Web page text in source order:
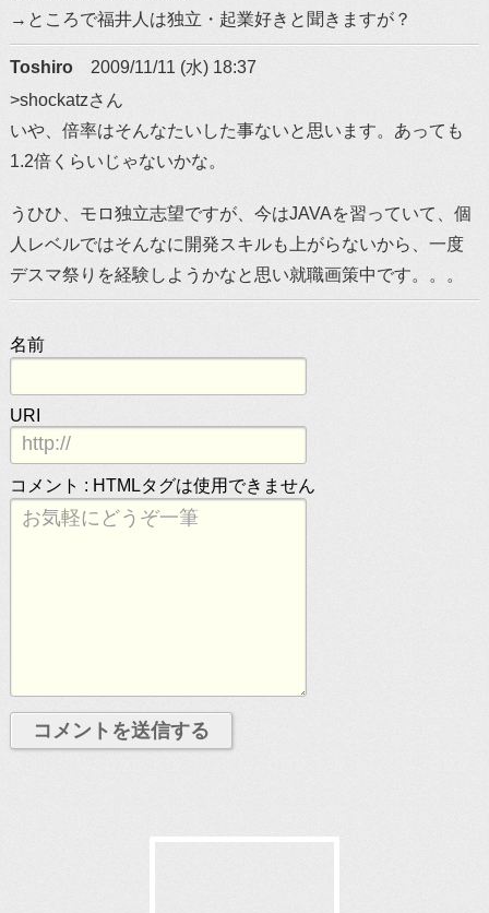
→ところで福井人は独立・起業好きと聞きますが？
Toshiro 2009/11/11 (水) 18:37
>shockatzさん
いや、倍率はそんなたいした事ないと思います。あっても
1.2倍くらいじゃないかな。
うひひ、モロ独立志望ですが、今はJAVAを習っていて、個
人レベルではそんなに開発スキルも上がらないから、一度
デスマ祭りを経験しようかなと思い就職画策中です。。。
名前
URI
コメント : HTMLタグは使用できません